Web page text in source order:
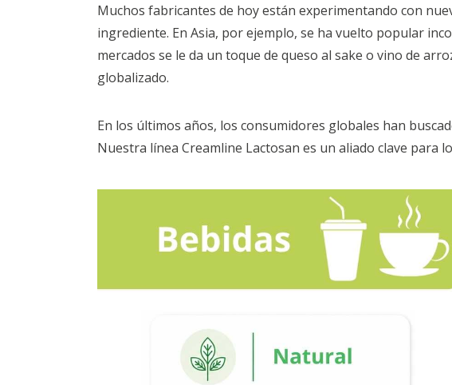
Muchos fabricantes de hoy están experimentando con
ingrediente. En Asia, por ejemplo, se ha vuelto popular
mercados se le da un toque de queso al sake o vino de
globalizado.
En los últimos años, los consumidores globales han
Nuestra línea Creamline Lactosan es un aliado clave para